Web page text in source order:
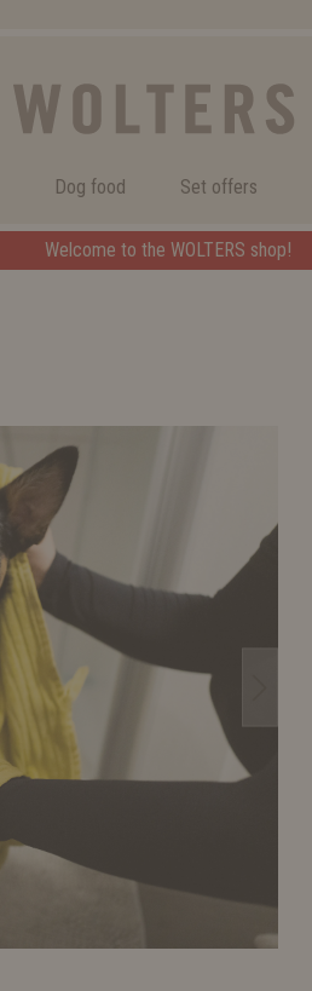
Dog food Set offers
Welcome to the WOLTERS shop!